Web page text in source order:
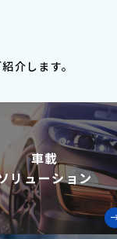
介します。
車載
リューション